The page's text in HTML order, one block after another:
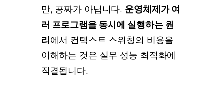
만, 공짜가 아닙니다. 운영체제가 여
러 프로그램을 동시에 실행하는 원
리에서 컨텍스트 스위칭의 비용을
이해하는 것은 실무 성능 최적화에
직결됩니다.